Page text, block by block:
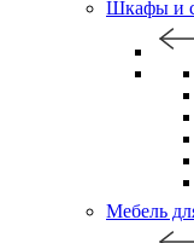
Шкафы и
Мебель